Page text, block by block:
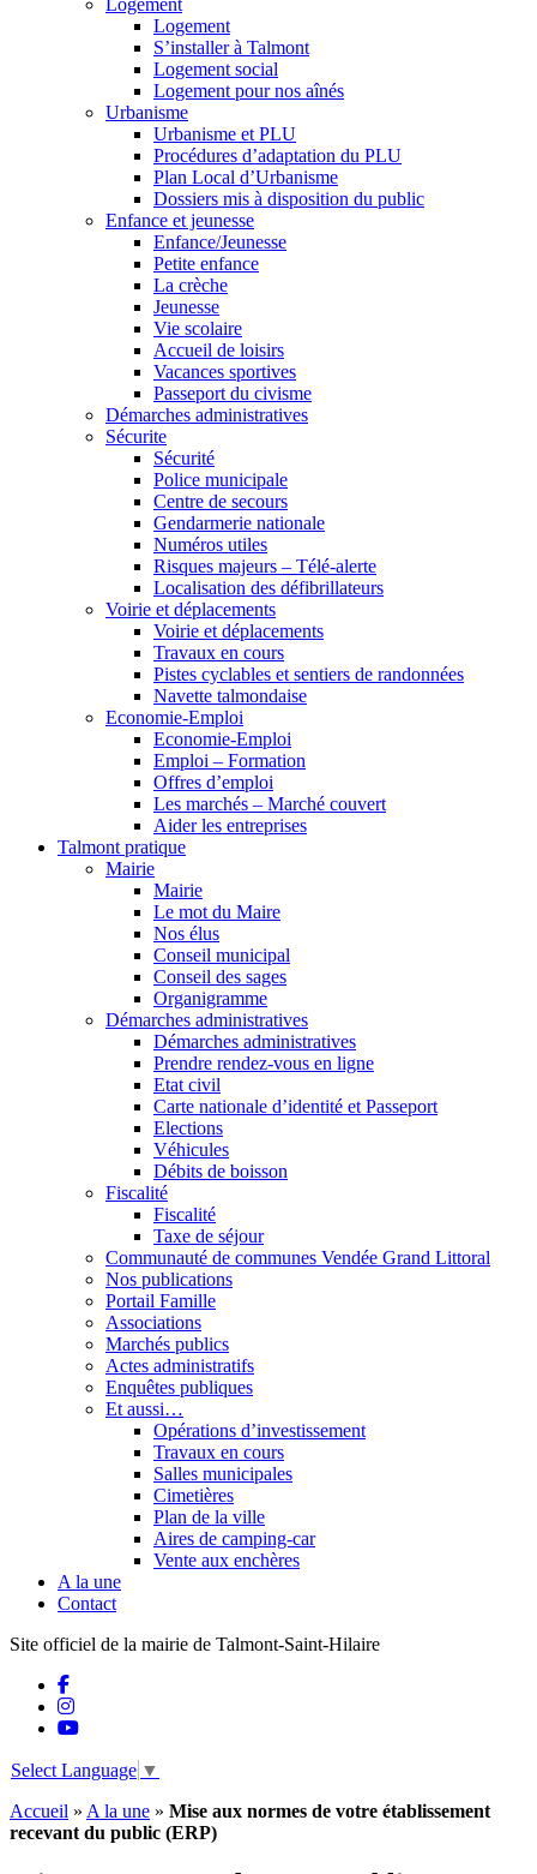
Logement
Logement
S’installer à Talmont
Logement social
Logement pour nos aînés
Urbanisme
Urbanisme et PLU
Procédures d’adaptation du PLU
Plan Local d’Urbanisme
Dossiers mis à disposition du public
Enfance et jeunesse
Enfance/Jeunesse
Petite enfance
La crèche
Jeunesse
Vie scolaire
Accueil de loisirs
Vacances sportives
Passeport du civisme
Démarches administratives
Sécurite
Sécurité
Police municipale
Centre de secours
Gendarmerie nationale
Numéros utiles
Risques majeurs – Télé-alerte
Localisation des défibrillateurs
Voirie et déplacements
Voirie et déplacements
Travaux en cours
Pistes cyclables et sentiers de randonnées
Navette talmondaise
Economie-Emploi
Economie-Emploi
Emploi – Formation
Offres d’emploi
Les marchés – Marché couvert
Aider les entreprises
Talmont pratique
Mairie
Mairie
Le mot du Maire
Nos élus
Conseil municipal
Conseil des sages
Organigramme
Démarches administratives
Démarches administratives
Prendre rendez-vous en ligne
Etat civil
Carte nationale d’identité et Passeport
Elections
Véhicules
Débits de boisson
Fiscalité
Fiscalité
Taxe de séjour
Communauté de communes Vendée Grand Littoral
Nos publications
Portail Famille
Associations
Marchés publics
Actes administratifs
Enquêtes publiques
Et aussi…
Opérations d’investissement
Travaux en cours
Salles municipales
Cimetières
Plan de la ville
Aires de camping-car
Vente aux enchères
A la une
Contact
Site officiel de la mairie de Talmont-Saint-Hilaire
Select Language ▼
Accueil » A la une » Mise aux normes de votre établissement
recevant du public (ERP)